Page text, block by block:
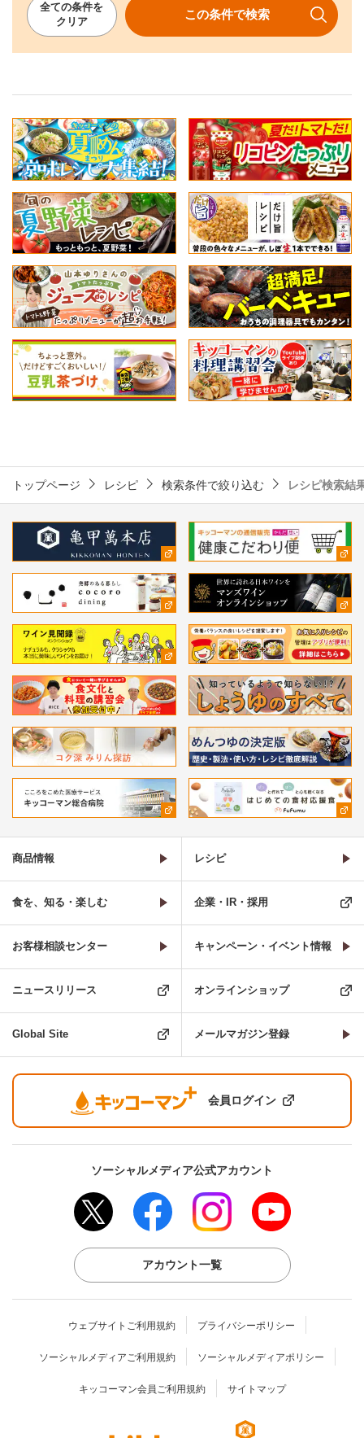
全ての条件を
クリア
この条件で検索
トップページ レシピ 検索条件で絞り込む レシピ検索結
商品情報 レシピ
食を、知る・楽しむ 企業・IR・採用
お客様相談センター キャンペーン・イベント情報
ニュースリリース オンラインショップ
Global Site メールマガジン登録
会員ログイン
ソーシャルメディア公式アカウント
アカウント一覧
ウェブサイトご利用規約 プライバシーポリシー
ソーシャルメディアご利用規約 ソーシャルメディアポリシー
キッコーマン会員ご利用規約 サイトマップ